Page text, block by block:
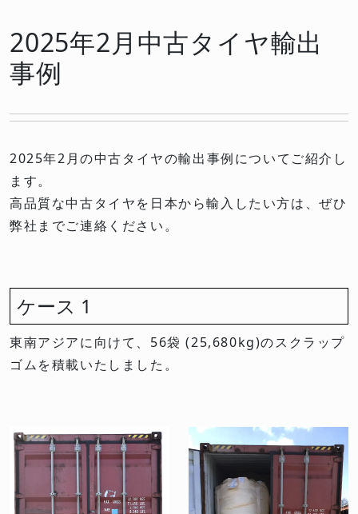
2025年2月中古タイヤ輸出
事例
2025年2月の中古タイヤの輸出事例についてご紹介し
ます。
高品質な中古タイヤを日本から輸入したい方は、ぜひ
弊社までご連絡ください。
ケース 1
東南アジアに向けて、56袋 (25,680kg)のスクラップ
ゴムを積載いたしました。